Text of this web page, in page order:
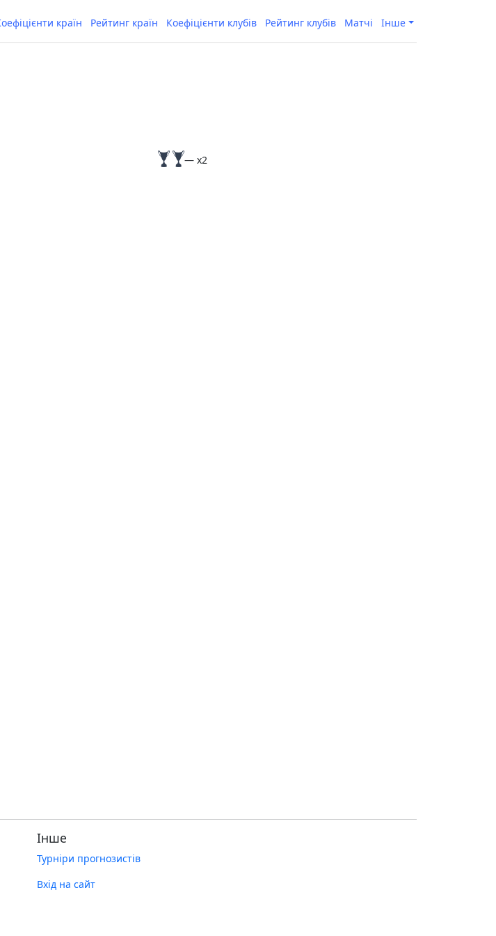
країн Рейтинг країн Коефіцієнти клубів Рейтинг клубів Матчі Інше
— x2
Інше
Турніри прогнозистів
Вхід на сайт